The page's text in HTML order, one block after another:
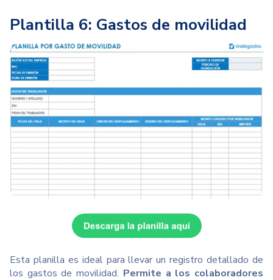
Plantilla 6: Gastos de movilidad
Esta planilla es ideal para llevar un registro detallado de
los gastos de movilidad. Permite a los colaboradores